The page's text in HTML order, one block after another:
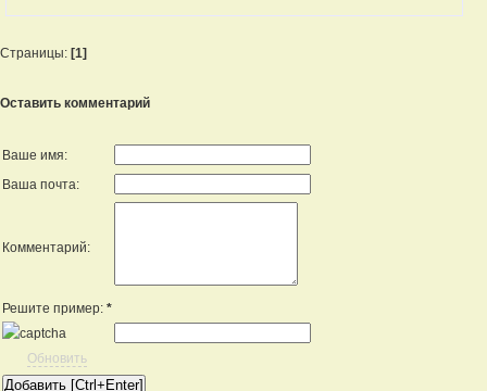
Страницы: [1]
Оставить комментарий
Ваше имя:
Ваша почта:
Комментарий:
Решите пример: *
Обновить